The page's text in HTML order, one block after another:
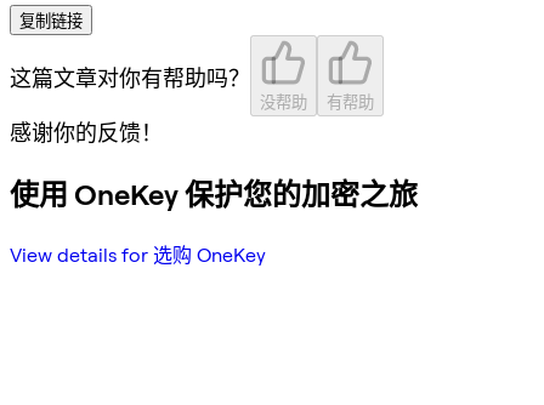
复制链接
这篇文章对你有帮助吗？
没帮助 有帮助
感谢你的反馈！
使用 OneKey 保护您的加密之旅
View details for 选购 OneKey